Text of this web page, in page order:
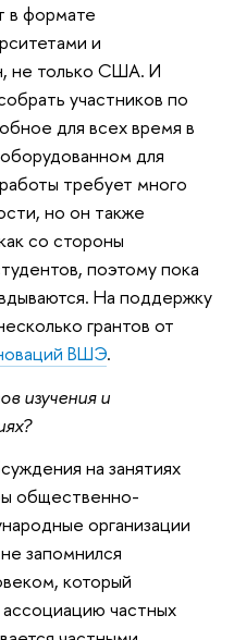
в формате
и
не только США. И
участников по
для всех время в
для
требует много
но он также
со стороны
поэтому пока
На поддержку
грантов от
ВШЭ.
изучения и
на занятиях
общественно-
организации
запомнился
который
частных